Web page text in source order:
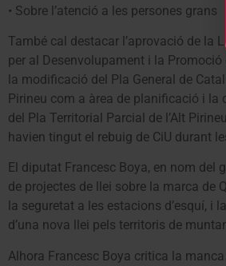
• Sobre l’atenció a les persones grans
També cal destacar l’aprovació de la
per al Desenvolupament i la Promoció
la modificació del Pla General de
Pirineu com a àrea de planificació i la
del Pla Territorial Parcial de l’Alt
havien tingut el rebuig de CiU durant
El diputat Francesc Boya, en nom del
de projectes de llei sobre la marca de
la seguretat a les estacions d’esquí, i
d’una nova llei pels territoris de
Alhora Francesc Boya critica la